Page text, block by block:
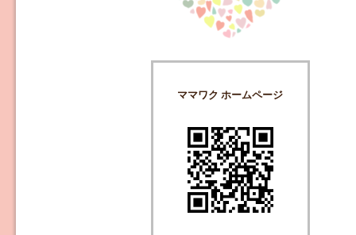
ママワク ホームページ